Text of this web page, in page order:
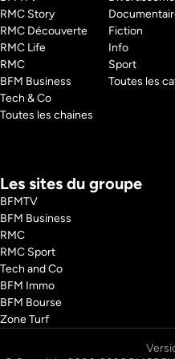
RMC Story
RMC Découverte
RMC Life
RMC
BFM Business
Tech & Co
Toutes les chaines
Fiction
Info
Sport
Toutes les
Les sites du groupe
BFMTV
BFM Business
RMC
RMC Sport
Tech and Co
BFM Immo
BFM Bourse
Zone Turf